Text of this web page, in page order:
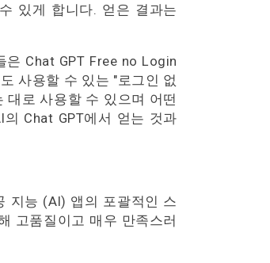
있게 합니다. 얻은 결과는
Chat GPT Free no Login
사용할 수 있는 "로그인 없
대로 사용할 수 있으며 어떤
Chat GPT에서 얻는 것과
지능 (AI) 앱의 포괄적인 스
고품질이고 매우 만족스러